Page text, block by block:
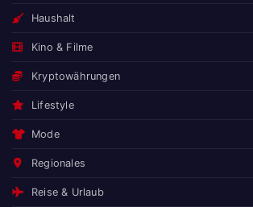
Haushalt
Kino & Filme
Kryptowährungen
Lifestyle
Mode
Regionales
Reise & Urlaub